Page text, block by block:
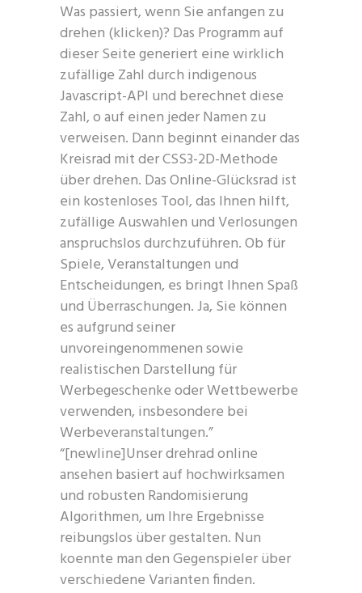
Was passiert, wenn Sie anfangen zu
drehen (klicken)? Das Programm auf
dieser Seite generiert eine wirklich
zufällige Zahl durch indigenous
Javascript-API und berechnet diese
Zahl, o auf einen jeder Namen zu
verweisen. Dann beginnt einander das
Kreisrad mit der CSS3-2D-Methode
über drehen. Das Online-Glücksrad ist
ein kostenloses Tool, das Ihnen hilft,
zufällige Auswahlen und Verlosungen
anspruchslos durchzuführen. Ob für
Spiele, Veranstaltungen und
Entscheidungen, es bringt Ihnen Spaß
und Überraschungen. Ja, Sie können
es aufgrund seiner
unvoreingenommenen sowie
realistischen Darstellung für
Werbegeschenke oder Wettbewerbe
verwenden, insbesondere bei
Werbeveranstaltungen.”
“[newline]Unser drehrad online
ansehen basiert auf hochwirksamen
und robusten Randomisierung
Algorithmen, um Ihre Ergebnisse
reibungslos über gestalten. Nun
koennte man den Gegenspieler über
verschiedene Varianten finden.